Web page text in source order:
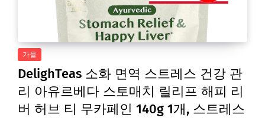
가을
DelighTeas 소화 면역 스트레스 건강 관
리 아유르베다 스토매치 릴리프 해피 리
버 허브 티 무카페인 140g 1개, 스트레스